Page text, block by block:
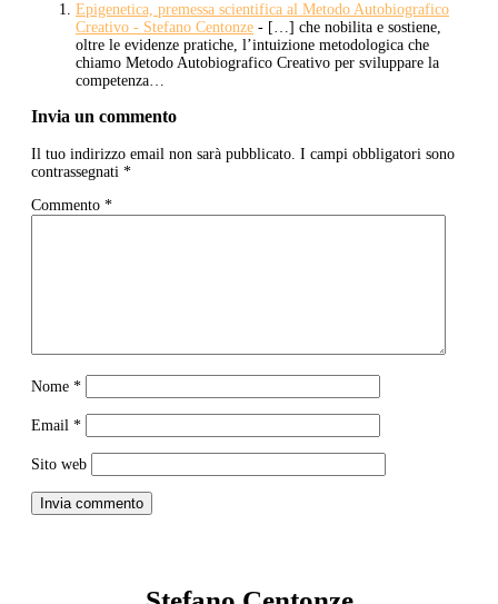
Epigenetica, premessa scientifica al Metodo Autobiografico
Creativo - Stefano Centonze - […] che nobilita e sostiene,
oltre le evidenze pratiche, l’intuizione metodologica che
chiamo Metodo Autobiografico Creativo per sviluppare la
competenza…
Invia un commento
Il tuo indirizzo email non sarà pubblicato. I campi obbligatori sono
contrassegnati *
Commento *
Nome *
Email *
Sito web
Invia commento